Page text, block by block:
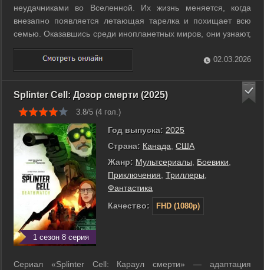
неудачниками во Вселенной. Их жизнь меняется, когда
внезапно появляется летающая тарелка и похищает всю
семью. Оказавшись среди инопланетных миров, они узнают,
что получили в наследство целую планету и вместе с ней
титул правителя галактики. Сначала это кажется шансом
наконец начать счастливую ...
02.03.2026
Splinter Cell: Дозор смерти (2025)
3.8/5 (4 гол.)
1 сезон 8 серия
Год выпуска: 2025
Страна: Канада США
Жанр: Мультсериалы Боевики
Приключения Триллеры
Фантастика
Качество:
FHD (1080p)
Сериал «Splinter Cell: Караул смерти» — адаптация